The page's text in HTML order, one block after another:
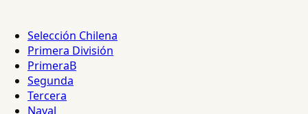
Selección Chilena
Primera División
PrimeraB
Segunda
Tercera
Naval